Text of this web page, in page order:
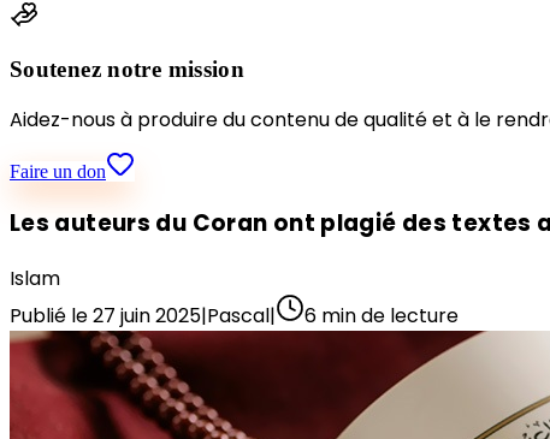
Soutenez notre mission
Aidez-nous à produire du contenu de qualité et à le
Faire un don
Les auteurs du Coran ont plagié des textes
Islam
Publié le27 juin 2025|Pascal| 6 min de lecture